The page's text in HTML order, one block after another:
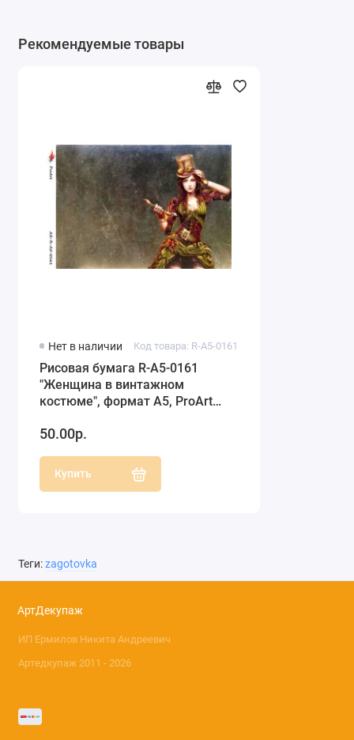
Рекомендуемые товары
Нет в наличии Код товара: R-A5-0161
Рисовая бумага R-A5-0161
"Женщина в винтажном
костюме", формат А5, ProArt
50.00р.
Купить
Теги:zagotovka
АртДекупаж
ИП Ермилов Никита Андреевич
Артедкупаж 2011 - 2026